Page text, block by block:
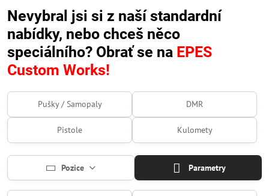
Nevybral jsi si z naší standardní
nabídky, nebo chceš něco
speciálního? Obrať se na EPES
Custom Works!
Pušky / Samopaly DMR
Pistole Kulomety
Pozice Parametry